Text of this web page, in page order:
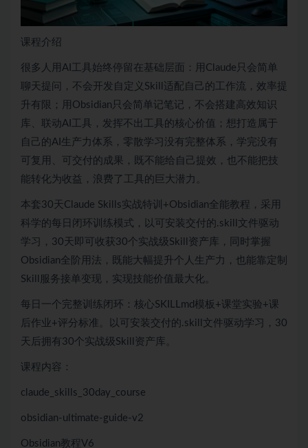
课程介绍
很多人用AI工具始终停留在基础层面：用Claude只会简单
聊天提问，不会开发自定义Skill适配自己的工作流，效率提
升有限；用Obsidian只会简单记笔记，不会搭建高效知识
库、联动AI工具，发挥不出工具的核心价值；想打造属于
自己的AI生产力体系，零散学习没有完整体系，学完没有
可复用、可交付的成果，既不能给自己提效，也不能把技
能转化为收益，浪费了工具的巨大潜力。
本套30天Claude Skills实战特训+Obsidian全能教程，采用
科学的每日闭环训练模式，以可安装交付的.skill文件驱动
学习，30天即可收获30个实战级Skill资产库，同时掌握
Obsidian全阶用法，既能大幅提升个人生产力，也能靠定制
Skill服务接单变现，实现技能价值最大化。
每日一个完整训练闭环：核心SKILLmd模板+课堂实验+课
后作业+评分标准。以可安装交付的.skill文件驱动学习，30
天后拥有30个实战级Skill资产库。
课程内容：
claude_skills_30day_course
obsidian-ultimate-guide-v2
Obsidian教程V6